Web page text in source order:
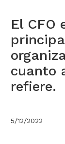
El CFO
cuanto
refiere.
5/12/2022